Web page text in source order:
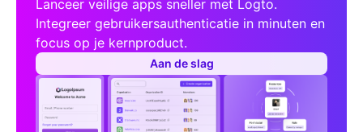
Lanceer veilige apps sneller met Logto.
Integreer gebruikersauthenticatie in minuten en
focus op je kernproduct.
Aan de slag